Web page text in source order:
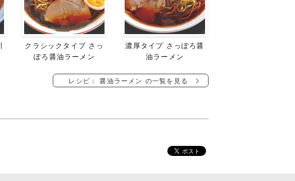
クラシックタイプ さっ
ぽろ醤油ラーメン
濃厚タイプ さっぽろ醤
油ラーメン
レシピ： 醤油ラーメン の一覧を見る